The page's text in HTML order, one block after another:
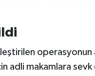
operasyonun
adli makamlara